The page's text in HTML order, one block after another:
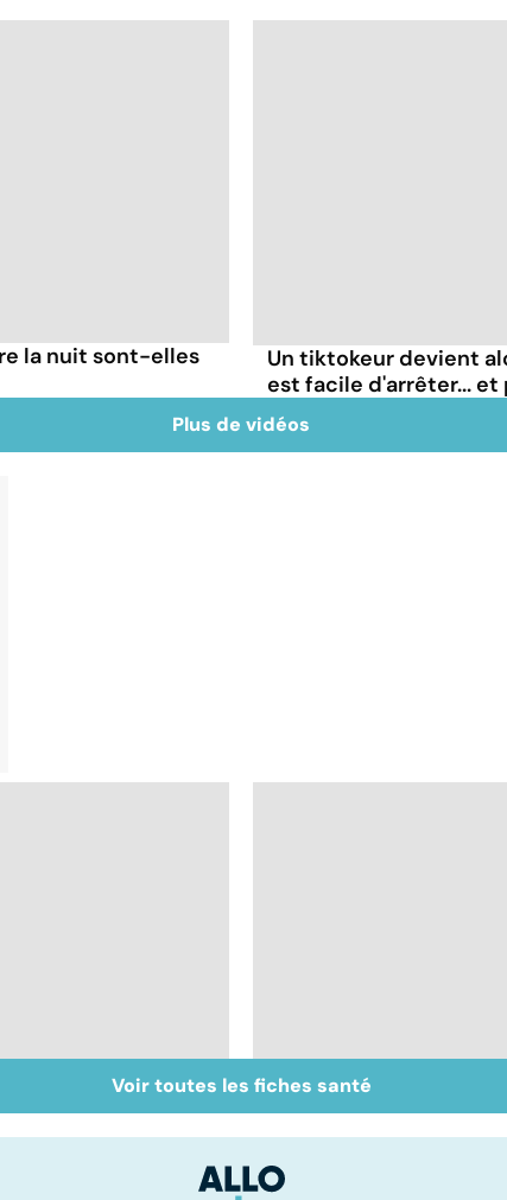
la nuit sont-elles
Un tiktokeur devient
est facile d'arrêter...
Plus de vidéos
Comment tenir ses
résolutions
Un rhume, ça se
soigne ?
Voir toutes les fiches santé